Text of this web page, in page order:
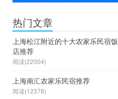
热门文章
上海松江附近的十大农家乐民宿饭
店推荐
阅读(22004)
上海南汇农家乐民宿推荐
阅读(12378)